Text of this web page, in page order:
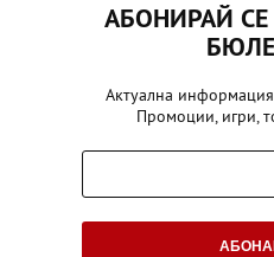
АБОНИРАЙ
Актуална
Промоции, игри,